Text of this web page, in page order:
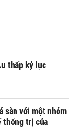
thấp kỷ lục
sàn với một nhóm
thống trị của